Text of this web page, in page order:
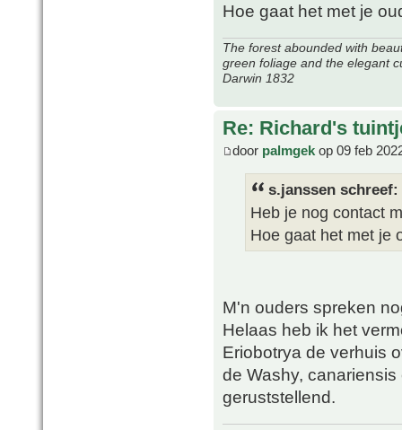
Hoe gaat het met je
The forest abounded with
green foliage and the elegant
Darwin 1832
Re: Richard's
door palmgek op 09 feb
s.janssen schreef:
Heb je nog contact
Hoe gaat het met je
M'n ouders spreken
Helaas heb ik het
Eriobotrya de verhuis
de Washy,
geruststellend.